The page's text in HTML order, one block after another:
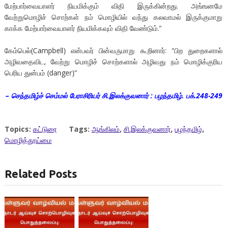
மேற்பார்வையாளர் நியமிக்கும் விதி இருக்கின்றது. அங்ஙனமே
வேற்றுமொழிச் சொற்கள் நம் மொழியில் வந்து கலவாமல் இருக்குமாறு
காக்க மேற்பார்வையாளர் நியமிக்கவும் விதி வேண்டும்.”
கேம்பெல்(Campbell) என்பவர் பின்வருமாறு கூறினார்: “பிற துறைகளால்
அழிவதைவிட, வேற்று மொழிச் சொற்களால் அழிவது நம் மொழிக்குரிய
பெரிய துன்பம் (danger)”
– செந்தமிழ்ச் செம்மல் பேராசிரியர் சி.இலக்குவனார் : பழந்தமிழ். பக்.248-249
Topics: கட்டுரை Tags: ஆங்கிலம், சி.இலக்குவனார், பழந்தமிழ்,
மொழித்தூய்மை
Related Posts